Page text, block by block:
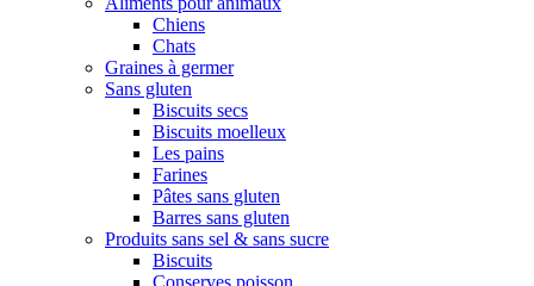
Chiens
Chats
Graines à germer
Sans gluten
Biscuits secs
Biscuits moelleux
Les pains
Farines
Pâtes sans gluten
Barres sans gluten
Produits sans sel & sans sucre
Biscuits
Conserves poisson